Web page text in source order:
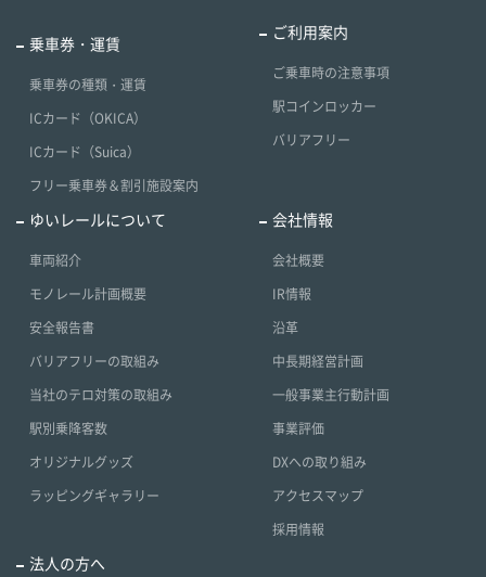
乗車券・運賃
乗車券の種類・運賃
ICカード（OKICA）
ICカード（Suica）
フリー乗車券＆割引施設案内
ご利用案内
ご乗車時の注意事項
駅コインロッカー
バリアフリー
ゆいレールについて
車両紹介
モノレール計画概要
安全報告書
バリアフリーの取組み
当社のテロ対策の取組み
駅別乗降客数
オリジナルグッズ
ラッピングギャラリー
会社情報
会社概要
IR情報
沿革
中長期経営計画
一般事業主行動計画
事業評価
DXへの取り組み
アクセスマップ
採用情報
法人の方へ